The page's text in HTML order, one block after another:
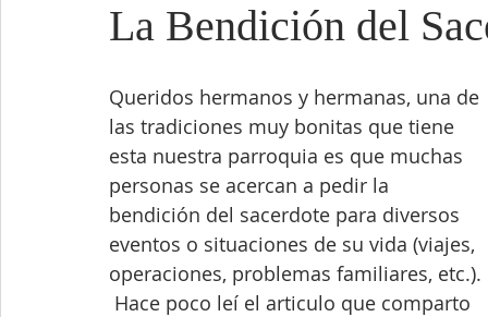
La Bendición del
Queridos hermanos y hermanas, una de
las tradiciones muy bonitas que tiene
esta nuestra parroquia es que muchas
personas se acercan a pedir la
bendición del sacerdote para diversos
eventos o situaciones de su vida (viajes,
operaciones, problemas familiares, etc.).
Hace poco leí el articulo que comparto